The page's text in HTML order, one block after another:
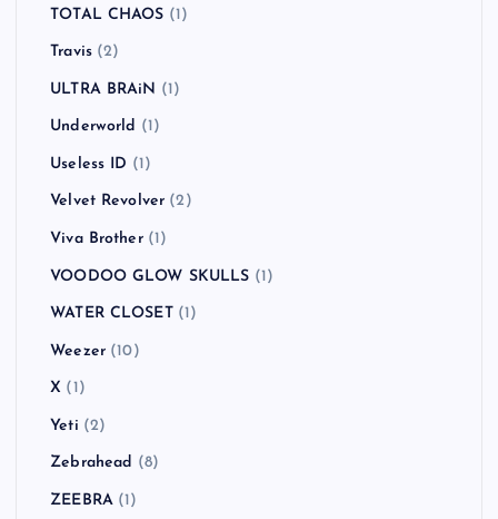
TOTAL CHAOS (1)
Travis(2)
ULTRA BRAiN (1)
Underworld (1)
Useless ID (1)
Velvet Revolver (2)
Viva Brother(1)
VOODOO GLOW SKULLS (1)
WATER CLOSET(1)
Weezer(10)
X (1)
Yeti (2)
Zebrahead (8)
ZEEBRA(1)